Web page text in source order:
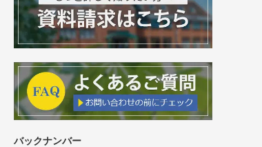
バックナンバー